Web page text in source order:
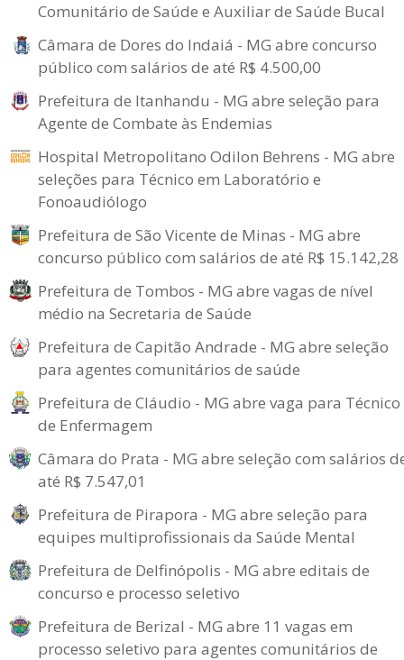
Comunitário de Saúde e Auxiliar de Saúde Bucal
Câmara de Dores do Indaiá - MG abre concurso
público com salários de até R$ 4.500,00
Prefeitura de Itanhandu - MG abre seleção para
Agente de Combate às Endemias
Hospital Metropolitano Odilon Behrens - MG abre
seleções para Técnico em Laboratório e
Fonoaudiólogo
Prefeitura de São Vicente de Minas - MG abre
concurso público com salários de até R$ 15.142,28
Prefeitura de Tombos - MG abre vagas de nível
médio na Secretaria de Saúde
Prefeitura de Capitão Andrade - MG abre seleção
para agentes comunitários de saúde
Prefeitura de Cláudio - MG abre vaga para Técnico
de Enfermagem
Câmara do Prata - MG abre seleção com salários
até R$ 7.547,01
Prefeitura de Pirapora - MG abre seleção para
equipes multiprofissionais da Saúde Mental
Prefeitura de Delfinópolis - MG abre editais de
concurso e processo seletivo
Prefeitura de Berizal - MG abre 11 vagas em
processo seletivo para agentes comunitários de